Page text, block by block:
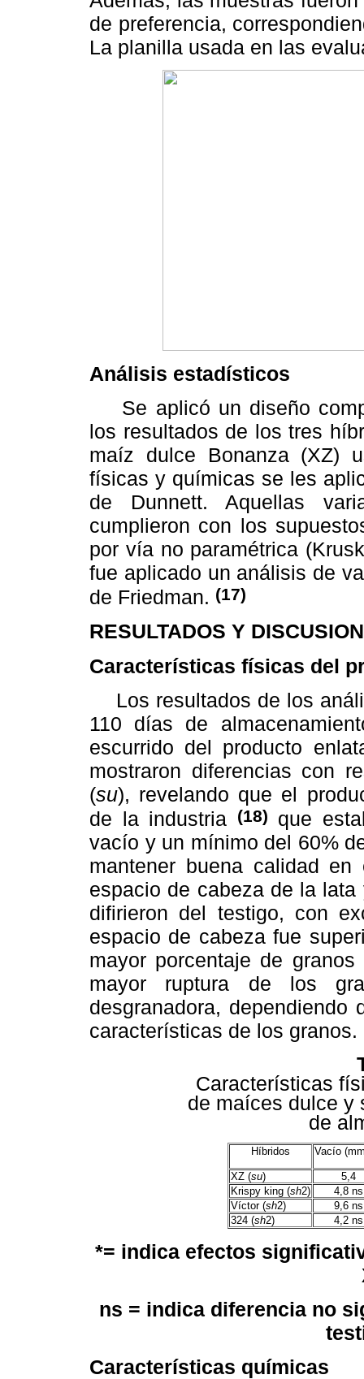
de preferencia,
La planilla usada en las
Análisis estadísticos
Se aplicó un diseño
los resultados de los tres
maíz dulce Bonanza (XZ)
físicas y químicas se les
de Dunnett. Aquellas
cumplieron con los
por vía no paramétrica
fue aplicado un análisis de
de Friedman. (17)
RESULTADOS Y DISCUSION
Características físicas del
Los resultados de los
110 días de
escurrido del producto
mostraron diferencias con
(su), revelando que el
de la industria
(18)
que
vacío y un mínimo del 60%
mantener buena calidad
espacio de cabeza de la
difirieron del testigo, con
espacio de cabeza fue
mayor porcentaje de
mayor ruptura de los
desgranadora,
características de los granos.
Características
de maíces dulce y
de
Híbridos Vacío
XZ (su)
5,4
Krispy king (sh2)
4,8 ns
Víctor (sh2)
9,6 ns
324 (sh2) 4,2 ns
*= indica efectos
ns = indica diferencia no
Características químicas